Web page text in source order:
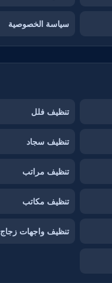
سياسة الخصوصية
تنظيف فلل
تنظيف سجاد
تنظيف مراتب
تنظيف مكاتب
تنظيف واجهات زجاج